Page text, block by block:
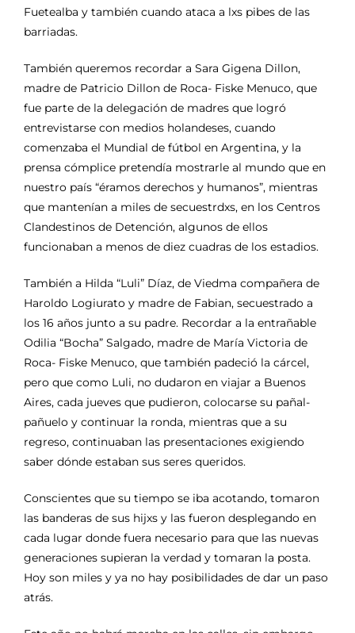
Fuetealba y también cuando ataca a lxs pibes de las
barriadas.
También queremos recordar a Sara Gigena Dillon,
madre de Patricio Dillon de Roca- Fiske Menuco, que
fue parte de la delegación de madres que logró
entrevistarse con medios holandeses, cuando
comenzaba el Mundial de fútbol en Argentina, y la
prensa cómplice pretendía mostrarle al mundo que en
nuestro país “éramos derechos y humanos”, mientras
que mantenían a miles de secuestrdxs, en los Centros
Clandestinos de Detención, algunos de ellos
funcionaban a menos de diez cuadras de los estadios.
También a Hilda “Luli” Díaz, de Viedma compañera de
Haroldo Logiurato y madre de Fabian, secuestrado a
los 16 años junto a su padre. Recordar a la entrañable
Odilia “Bocha” Salgado, madre de María Victoria de
Roca- Fiske Menuco, que también padeció la cárcel,
pero que como Luli, no dudaron en viajar a Buenos
Aires, cada jueves que pudieron, colocarse su pañal-
pañuelo y continuar la ronda, mientras que a su
regreso, continuaban las presentaciones exigiendo
saber dónde estaban sus seres queridos.
Conscientes que su tiempo se iba acotando, tomaron
las banderas de sus hijxs y las fueron desplegando en
cada lugar donde fuera necesario para que las nuevas
generaciones supieran la verdad y tomaran la posta.
Hoy son miles y ya no hay posibilidades de dar un paso
atrás.